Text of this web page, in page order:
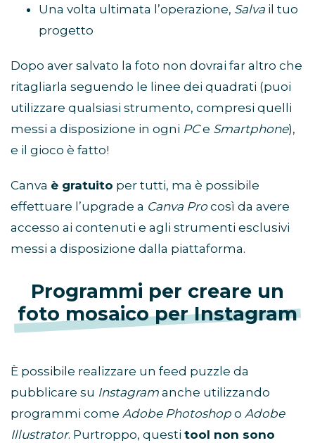
Una volta ultimata l’operazione, Salva il tuo
progetto
Dopo aver salvato la foto non dovrai far altro che
ritagliarla seguendo le linee dei quadrati (puoi
utilizzare qualsiasi strumento, compresi quelli
messi a disposizione in ogni PCe Smartphone),
e il gioco è fatto!
Canva è gratuito per tutti, ma è possibile
effettuare l’upgrade a Canva Procosì da avere
accesso ai contenuti e agli strumenti esclusivi
messi a disposizione dalla piattaforma.
Programmi per creare un
foto mosaico per Instagram
È possibile realizzare un feed puzzle da
pubblicare su Instagram anche utilizzando
programmi come Adobe Photoshop o Adobe
Illustrator. Purtroppo, questi tool non sono